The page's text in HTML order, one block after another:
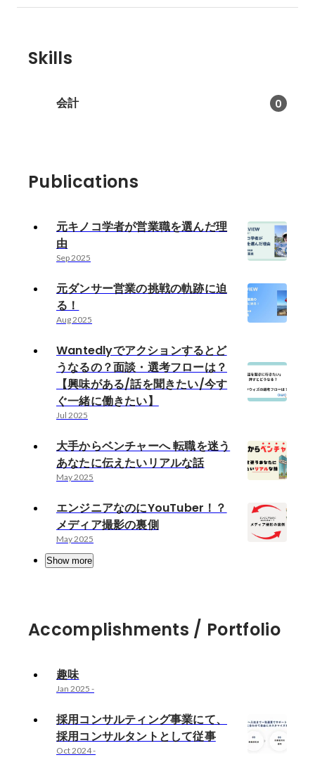
アガサクリスティーは天才（どミ
りにハマっており、最近ケーキ台
を購入しました（多分すぐ飽き
Skills
会計 0
Publications
元キノコ学者が営業職を選んだ理
由
Sep 2025
元ダンサー営業の挑戦の軌跡に迫
る！
Aug 2025
Wantedlyでアクションするとど
うなるの？面談・選考フローは？
【興味がある/話を聞きたい/今す
ぐ一緒に働きたい】
Jul 2025
大手からベンチャーへ 転職を迷う
あなたに伝えたいリアルな話
May 2025
エンジニアなのにYouTuber！？
メディア撮影の裏側
May 2025
Show more
Accomplishments / Portfolio
趣味
Jan 2025 -
採用コンサルティング事業にて、
採用コンサルタントとして従事
Oct 2024-